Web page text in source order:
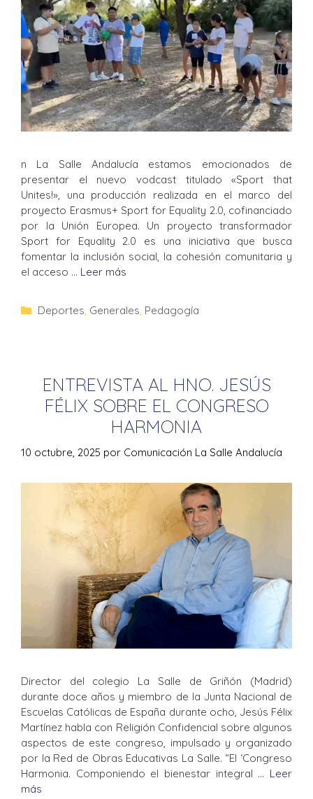
n La Salle Andalucía estamos emocionados de
presentar el nuevo vodcast titulado «Sport that
Unites!», una producción realizada en el marco del
proyecto Erasmus+ Sport for Equality 2.0, cofinanciado
por la Unión Europea. Un proyecto transformador
Sport for Equality 2.0 es una iniciativa que busca
fomentar la inclusión social, la cohesión comunitaria y
el acceso … Leer más
Deportes, Generales, Pedagogía
ENTREVISTA AL HNO. JESÚS
FÉLIX SOBRE EL CONGRESO
HARMONIA
10 octubre, 2025 por Comunicación La Salle Andalucía
Director del colegio La Salle de Griñón (Madrid)
durante doce años y miembro de la Junta Nacional de
Escuelas Católicas de España durante ocho, Jesús Félix
Martínez habla con Religión Confidencial sobre algunos
aspectos de este congreso, impulsado y organizado
por la Red de Obras Educativas La Salle. “El ‘Congreso
Harmonia. Componiendo el bienestar integral … Leer
más